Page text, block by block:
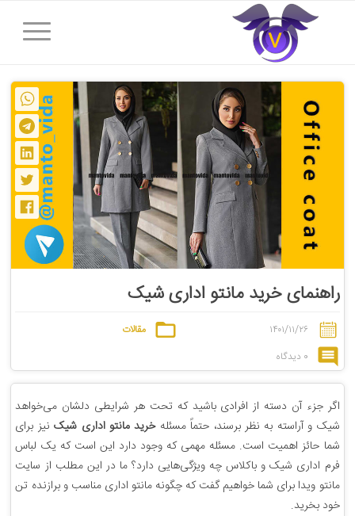
راهنمای خرید مانتو اداری شیک
۱۴۰۱/۱۱/۲۶
مقالات
0 دیدگاه
اگر جزء آن دسته از افرادی باشید که تحت هر شرایطی دلشان می‌خواهد
شیک و آراسته به نظر برسند، حتماً مسئلهخرید مانتو اداری شیکنیز برای
شما حائز اهمیت است. مسئله مهمی که وجود دارد این است که یک لباس
فرم اداری شیک و باکلاس چه ویژگی‌هایی دارد؟ ما در این مطلب از سایت
مانتو ویدا برای شما خواهیم گفت که چگونه مانتو اداری مناسب و برازنده تن
خود بخرید.